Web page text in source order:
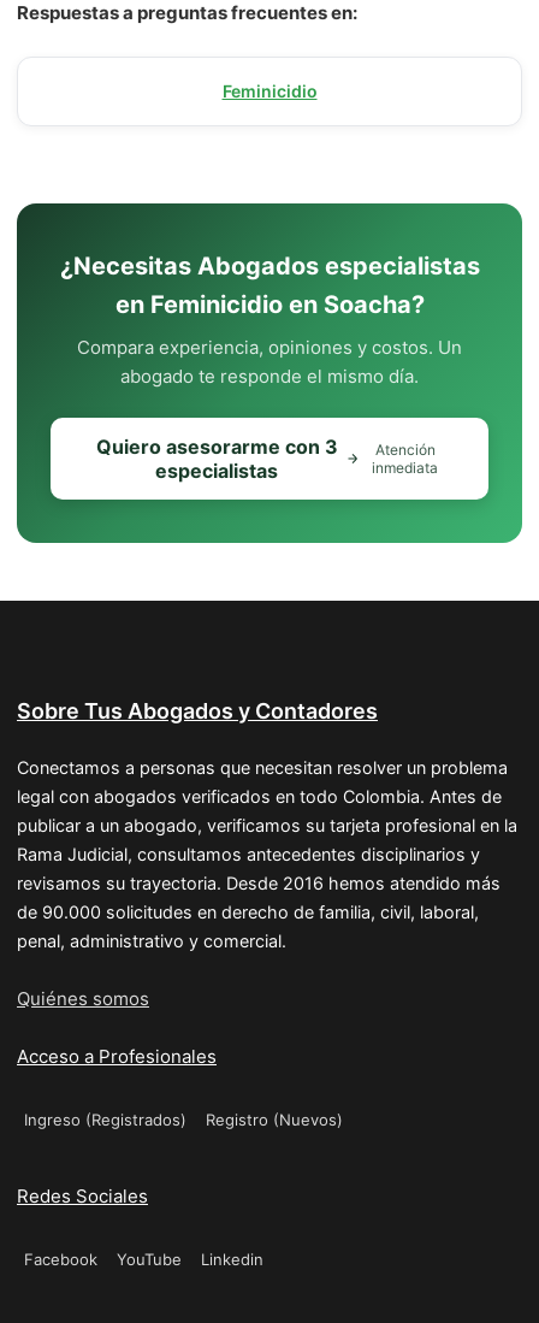
Respuestas a preguntas frecuentes en:
Feminicidio
¿Necesitas Abogados especialistas
en Feminicidio en Soacha?
Compara experiencia, opiniones y costos. Un
abogado te responde el mismo día.
Quiero asesorarme con 3
especialistas
Atención
inmediata
Sobre Tus Abogados y Contadores
Conectamos a personas que necesitan resolver un problema
legal con abogados verificados en todo Colombia. Antes de
publicar a un abogado, verificamos su tarjeta profesional en la
Rama Judicial, consultamos antecedentes disciplinarios y
revisamos su trayectoria. Desde 2016 hemos atendido más
de 90.000 solicitudes en derecho de familia, civil, laboral,
penal, administrativo y comercial.
Quiénes somos
Acceso a Profesionales
Ingreso (Registrados) Registro (Nuevos)
Redes Sociales
Facebook YouTube Linkedin